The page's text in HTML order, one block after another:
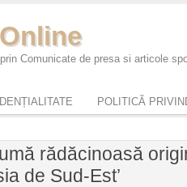
Comunicate de presa si articole
POLITICĂ
rădăcinoasă
de Sud-Est’